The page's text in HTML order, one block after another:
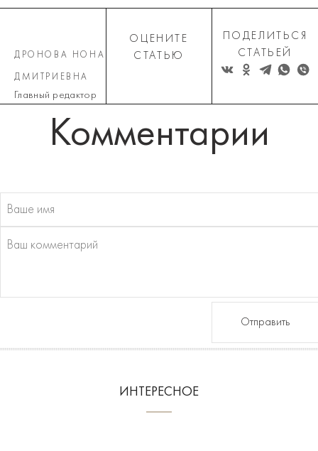
ДРОНОВА НОНА
ДМИТРИЕВНА
Главный редактор
ОЦЕНИТЕ
СТАТЬЮ
ПОДЕЛИТЬСЯ
СТАТЬЕЙ
Комментарии
Отправить
ИНТЕРЕСНОЕ